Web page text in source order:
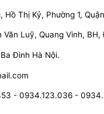
Thị Kỷ, Phường 1,
Luỹ, Quang Vinh, BH,
Đình Hà Nội.
- 0934.123.036 -